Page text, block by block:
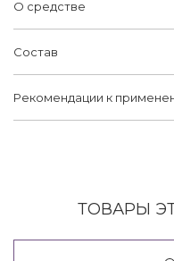
О средстве
Состав
Рекомендации к
ТОВАРЫ